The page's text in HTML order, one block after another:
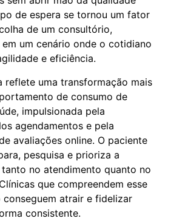
de espera se tornou um fator
de um consultório,
um cenário onde o cotidiano
e eficiência.
reflete uma transformação mais
de consumo de
impulsionada pela
agendamentos e pela
avaliações online. O paciente
pesquisa e prioriza a
no atendimento quanto no
que compreendem esse
atrair e fidelizar
consistente.